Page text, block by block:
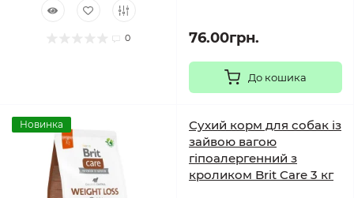
0 76.00грн.
До кошика
Новинка
Сухий корм для собак із
зайвою вагою
гіпоалергенний з
кроликом Brit Care 3 кг